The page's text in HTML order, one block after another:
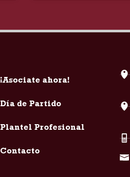
¡Asociate ahora!
Día de Partido
Plantel Profesional
Contacto